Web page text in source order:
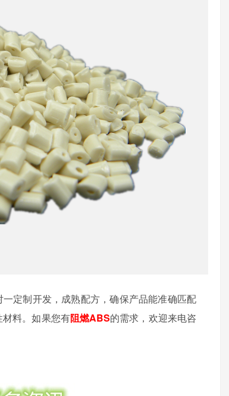
定制开发，成熟配方，确保产品能准确匹配
料。如果您有阻燃ABS的需求，欢迎来电咨